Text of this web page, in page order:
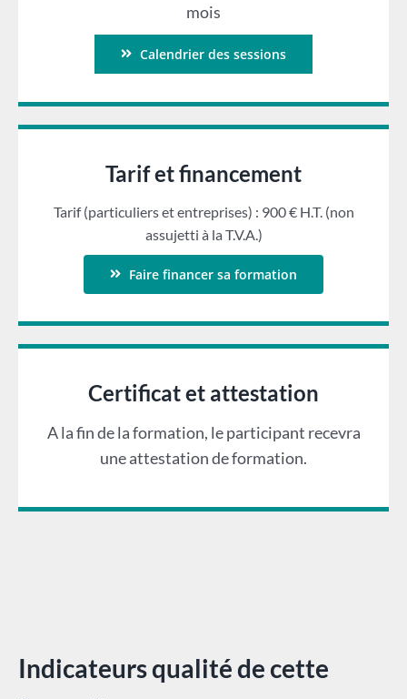
mois
Calendrier des sessions
Tarif et financement
Tarif (particuliers et entreprises) : 900 € H.T. (non
assujetti à la T.V.A.)
Faire financer sa formation
Certificat et attestation
A la fin de la formation, le participant recevra
une attestation de formation.
Indicateurs qualité de cette